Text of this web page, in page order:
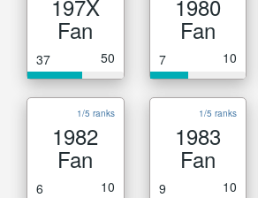
197X
Fan
37 50
1980
Fan
7 10
1/5 ranks
1982
Fan
6 10
1/5 ranks
1983
Fan
9 10